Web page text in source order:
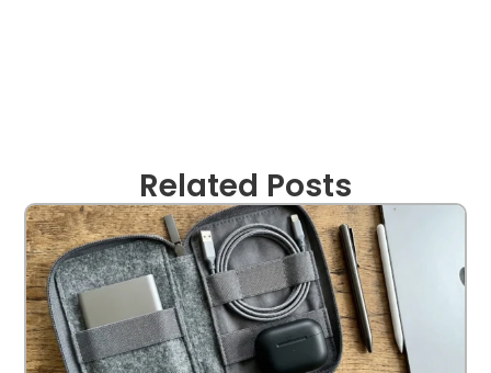
Related Posts